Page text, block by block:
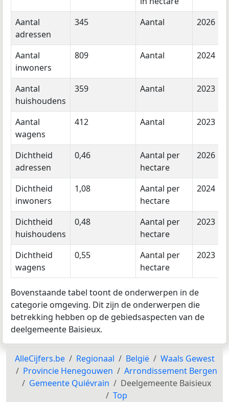
Aantal
adressen
345 Aantal 2026
Aantal
inwoners
809 Aantal 2024
Aantal
huishoudens
359 Aantal 2023
Aantal
wagens
412 Aantal 2023
Dichtheid
adressen
0,46
Aantal per
hectare
2026
Dichtheid
inwoners
1,08
Aantal per
hectare
2024
Dichtheid
huishoudens
0,48
Aantal per
hectare
2023
Dichtheid
wagens
0,55
Aantal per
hectare
2023
Bovenstaande tabel toont de onderwerpen in de
categorie omgeving. Dit zijn de onderwerpen die
betrekking hebben op de gebiedsaspecten van de
deelgemeente Baisieux.
AlleCijfers.be Regionaal België
Waals Gewest
Provincie Henegouwen
Arrondissement Bergen
Gemeente Quiévrain
Deelgemeente Baisieux
Top